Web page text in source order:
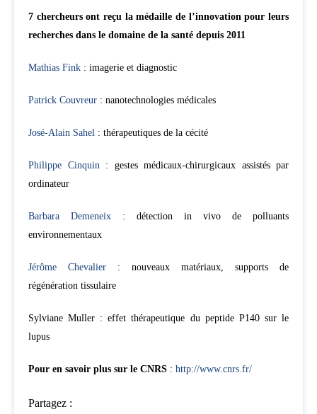
7 chercheurs ont reçu la médaille de l’innovation pour leurs
recherches dans le domaine de la santé depuis 2011
Mathias Fink : imagerie et diagnostic
Patrick Couvreur : nanotechnologies médicales
José-Alain Sahel : thérapeutiques de la cécité
Philippe Cinquin : gestes médicaux-chirurgicaux assistés par
ordinateur
Barbara Demeneix : détection in vivo de polluants
environnementaux
Jérôme Chevalier : nouveaux matériaux, supports de
régénération tissulaire
Sylviane Muller : effet thérapeutique du peptide P140 sur le
lupus
Pour en savoir plus sur le CNRS : http://www.cnrs.fr/
Partagez :